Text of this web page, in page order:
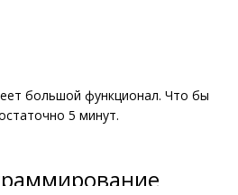
большой функционал. Что бы
5 минут.